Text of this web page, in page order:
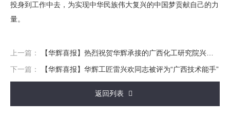
投身到工作中去，为实现中华民族伟大复兴的中国梦贡献自己的力
量。
上一篇：
【华辉喜报】热烈祝贺华辉承接的广西化工研究院兴东科技园办公大楼揭牌仪式圆满举行
下一篇：
【华辉喜报】华辉工匠雷兴欢同志被评为“广西技术能手”
返回列表